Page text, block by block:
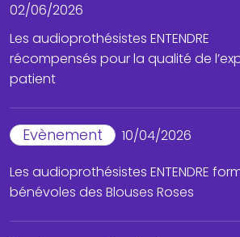
02/06/2026
Les audioprothésistes ENTENDRE
récompensés pour la qualité de
patient
Evènement
10/04/2026
Les audioprothésistes ENTENDRE
bénévoles des Blouses Roses